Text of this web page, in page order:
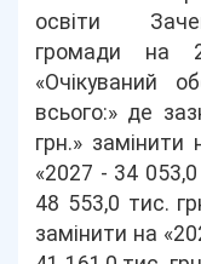
освіти
громади на
«Очікуваний
всього:» де
грн.» замінити
«2027 - 34
48 553,0 тис.
замінити на